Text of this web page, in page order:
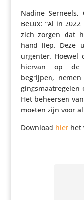
Nadine
BeLux: “Al in
zich zorgen dat
hand liep. Deze
urgenter. Hoewel
hiervan op de
begrijpen,
gings­maat­re­gelen
Het beheersen
moeten zijn voor
Download hierhet